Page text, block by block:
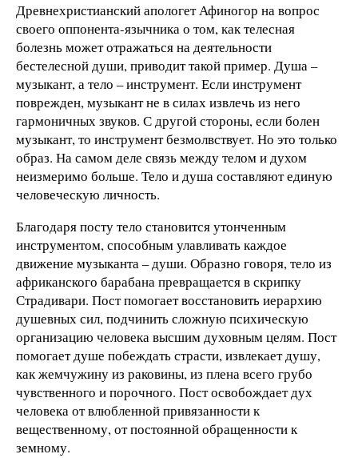
Древнехристианский апологет Афиногор на вопрос
своего оппонента-язычника о том, как телесная
болезнь может отражаться на деятельности
бестелесной души, приводит такой пример. Душа –
музыкант, а тело – инструмент. Если инструмент
поврежден, музыкант не в силах извлечь из него
гармоничных звуков. С другой стороны, если болен
музыкант, то инструмент безмолвствует. Но это только
образ. На самом деле связь между телом и духом
неизмеримо больше. Тело и душа составляют единую
человеческую личность.
Благодаря посту тело становится утонченным
инструментом, способным улавливать каждое
движение музыканта – души. Образно говоря, тело из
африканского барабана превращается в скрипку
Страдивари. Пост помогает восстановить иерархию
душевных сил, подчинить сложную психическую
организацию человека высшим духовным целям. Пост
помогает душе побеждать страсти, извлекает душу,
как жемчужину из раковины, из плена всего грубо
чувственного и порочного. Пост освобождает дух
человека от влюбленной привязанности к
вещественному, от постоянной обращенности к
земному.